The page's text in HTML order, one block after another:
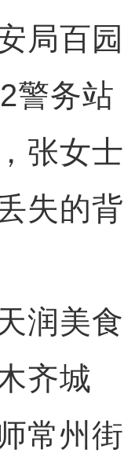
局百园
警务站
张女士
失的背
美食
齐城
常州街